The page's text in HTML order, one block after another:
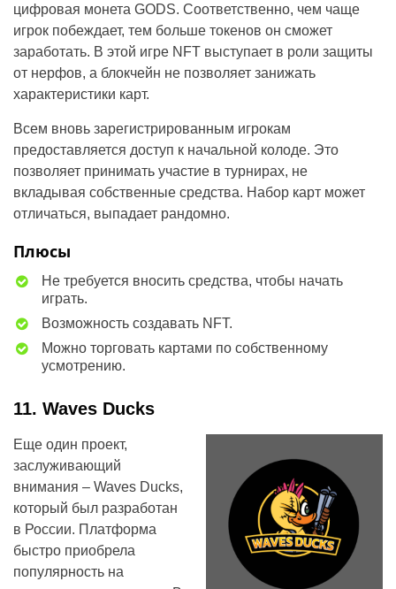
цифровая монета GODS. Соответственно, чем чаще
игрок побеждает, тем больше токенов он сможет
заработать. В этой игре NFT выступает в роли защиты
от нерфов, а блокчейн не позволяет занижать
характеристики карт.
Всем вновь зарегистрированным игрокам
предоставляется доступ к начальной колоде. Это
позволяет принимать участие в турнирах, не
вкладывая собственные средства. Набор карт может
отличаться, выпадает рандомно.
Плюсы
Не требуется вносить средства, чтобы начать
играть.
Возможность создавать NFT.
Можно торговать картами по собственному
усмотрению.
11. Waves Ducks
Еще один проект,
заслуживающий
внимания – Waves Ducks,
который был разработан
в России. Платформа
быстро приобрела
популярность на